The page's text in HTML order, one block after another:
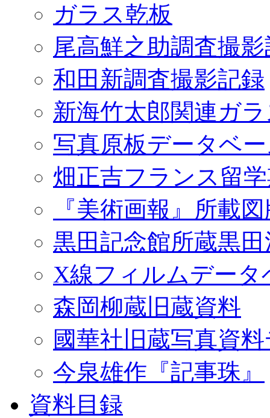
ガラス乾板
尾高鮮之助調査撮
和田新調査撮影記録
新海竹太郎関連ガ
写真原板データベ
畑正吉フランス留
『美術画報』所載
黒田記念館所蔵黒
X線フィルムデータ
森岡柳蔵旧蔵資料
國華社旧蔵写真資
今泉雄作『記事珠』
資料目録